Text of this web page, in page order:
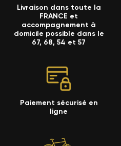
Ajouter à ma liste d'envies
Nom de la liste d'envies
Créer une liste
((confirmMessage))
Vous devez être connecté
votre liste d'envies.
Livraison dans toute la
FRANCE et
accompagnement à
domicile possible dans le
67, 68, 54 et 57
Paiement sécurisé en
ligne